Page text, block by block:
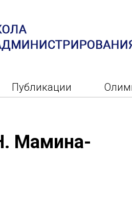
Публикации
Мамина-